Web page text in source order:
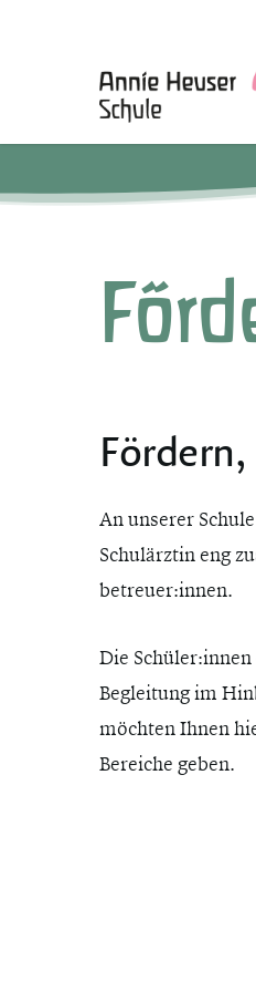
Mit Eingabetaste
An unserer
Schulärztin eng
betreuer:innen.
Die
Begleitung im
möchten Ihnen
Bereiche geben.